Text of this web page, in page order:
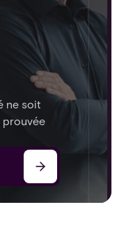
ne soit
prouvée